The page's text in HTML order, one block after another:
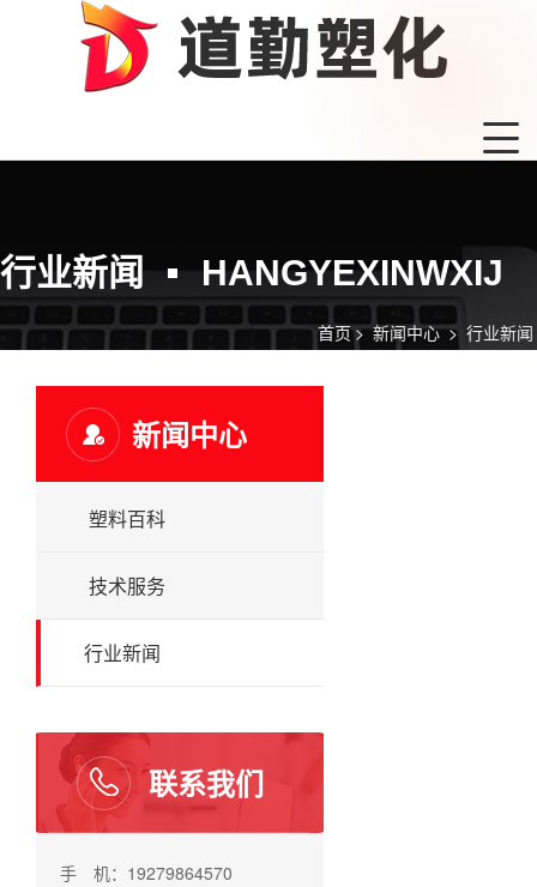
行业新闻 HANGYEXINWXIJ
首页 >新闻中心> 行业新闻
新闻中心
塑料百科
技术服务
行业新闻
联系我们
手 机：19279864570